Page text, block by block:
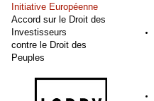
Initiative Européenne
Accord sur le Droit des
Investisseurs
contre le Droit des
Peuples